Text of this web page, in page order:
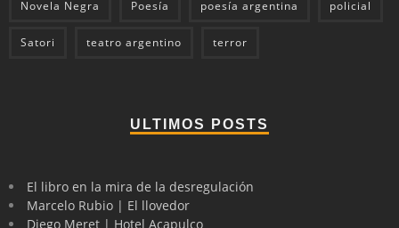
Novela Negra Poesía poesía argentina policial
Satori teatro argentino terror
ULTIMOS POSTS
El libro en la mira de la desregulación
Marcelo Rubio | El llovedor
Diego Meret | Hotel Acapulco